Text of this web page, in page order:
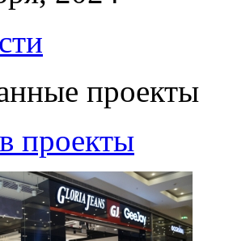
проекты
проекты